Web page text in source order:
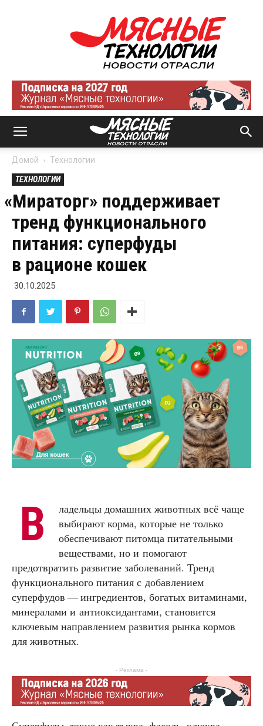
Мясные
технологии
|
Новости
отрасли
Домой Технологии
ТЕХНОЛОГИИ
«Мираторг» поддерживает
тренд функционального
питания: суперфуды
в рационе кошек
30.10.2025
В
ладельцы домашних животных всё чаще
выбирают корма, которые не только
обеспечивают питомца питательными
веществами, но и помогают
предотвратить развитие заболеваний. Тренд
функционального питания с добавлением
суперфудов — ингредиентов, богатых витаминами,
минералами и антиоксидантами, становится
ключевым направлением развития рынка кормов
для животных.
- Реклама -